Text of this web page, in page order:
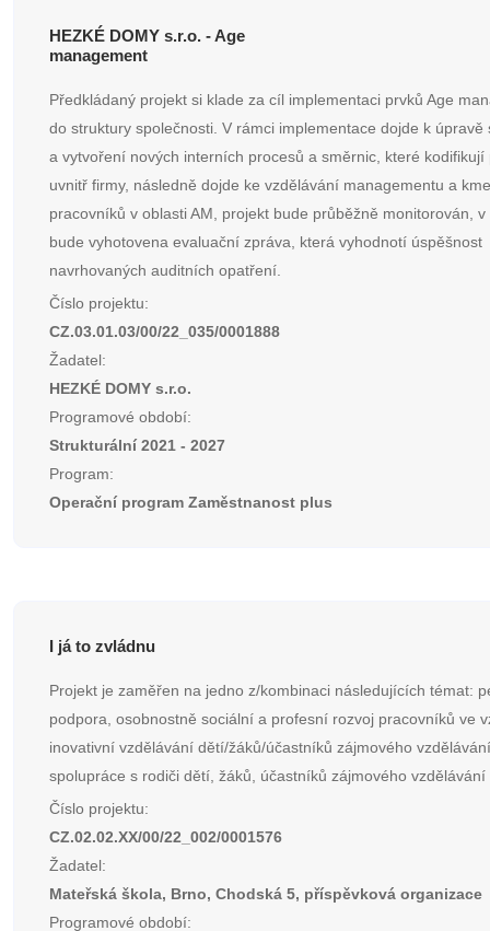
HEZKÉ DOMY s.r.o. - Age
management
Předkládaný projekt si klade za cíl implementaci prvků Age
do struktury společnosti. V rámci implementace dojde k úpravě
a vytvoření nových interních procesů a směrnic, které kodifikují
uvnitř firmy, následně dojde ke vzdělávání managementu a
pracovníků v oblasti AM, projekt bude průběžně monitorován, v
bude vyhotovena evaluační zpráva, která vyhodnotí úspěšnost
navrhovaných auditních opatření.
Číslo projektu:
CZ.03.01.03/00/22_035/0001888
Žadatel:
HEZKÉ DOMY s.r.o.
Programové období:
Strukturální 2021 - 2027
Program:
Operační program Zaměstnanost plus
I já to zvládnu
Projekt je zaměřen na jedno z/kombinaci následujících témat:
podpora, osobnostně sociální a profesní rozvoj pracovníků ve
inovativní vzdělávání dětí/žáků/účastníků zájmového
spolupráce s rodiči dětí, žáků, účastníků zájmového
Číslo projektu:
CZ.02.02.XX/00/22_002/0001576
Žadatel:
Mateřská škola, Brno, Chodská 5, příspěvková organizace
Programové období: